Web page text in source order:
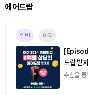
에어드랍
일반 마감
드랍 받
추첨을